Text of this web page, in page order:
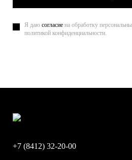
Я даю согласие на обработку
политикой конфиденциальности.
+7 (8412) 32-20-00